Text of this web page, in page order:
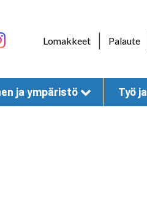
Lomakkeet | Palaute
ja ympäristö Työ